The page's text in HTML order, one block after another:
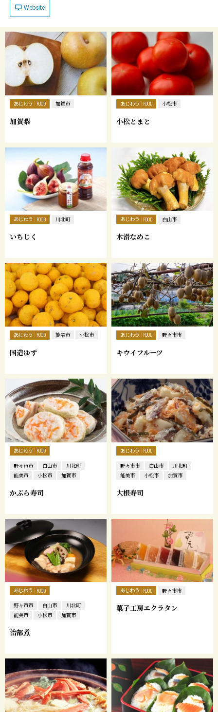
Website
あじわう FOOD 加賀市
加賀梨
あじわう FOOD 小松市
小松とまと
あじわう FOOD 川北町
いちじく
あじわう FOOD 白山市
木滑なめこ
あじわう FOOD 能美市 小松市
国造ゆず
あじわう FOOD 野々市市
キウイフルーツ
あじわう FOOD
野々市市 白山市
川北町
能美市
小松市 加賀市
かぶら寿司
あじわう FOOD
野々市市 白山市
川北町
能美市
小松市 加賀市
大根寿司
あじわう FOOD
野々市市 白山市
川北町
能美市
小松市 加賀市
治部煮
あじわう FOOD 野々市市
菓子工房エクラタン